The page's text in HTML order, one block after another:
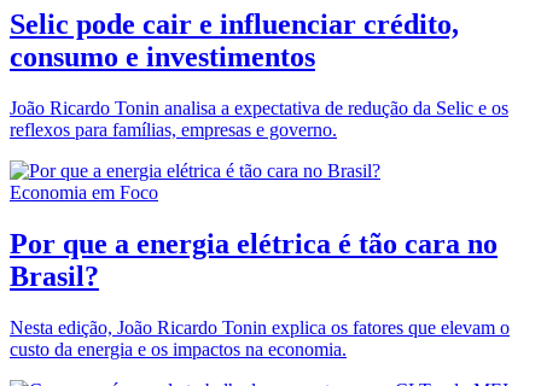
Selic pode cair e influenciar crédito,
consumo e investimentos
João Ricardo Tonin analisa a expectativa de redução da Selic e os
reflexos para famílias, empresas e governo.
Economia em Foco
Por que a energia elétrica é tão cara no
Brasil?
Nesta edição, João Ricardo Tonin explica os fatores que elevam o
custo da energia e os impactos na economia.